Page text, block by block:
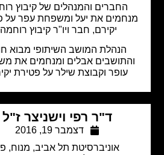
החברים והמנהלים של קיבוץ רוחמה
את יעל ומשפחת עפר על פטירת
יקירם, חבר ויו"ר קיבוץ רוחמה.
הנהלת המושב השיתופי מבוא חורון
אבלים ומנחמים את משפחת
עופר וקבוצת שילר על פטירת יקירם.
ד"ר רפי וישניצר ז"ל
דצמבר 19, 2016
אוניברסיטת תל אביב,מנוח,פרסום